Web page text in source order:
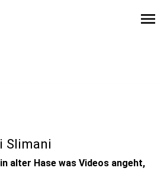
menu
Slimani
alter Hase was Videos angeht,